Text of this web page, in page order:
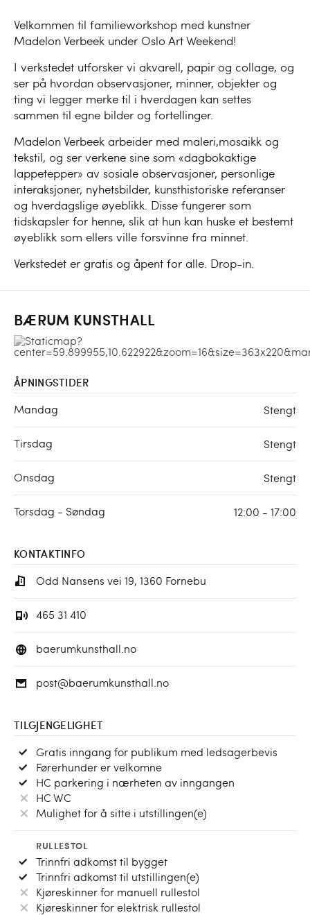
Velkommen til familieworkshop med kunstner
Madelon Verbeek under Oslo Art Weekend!
I verkstedet utforsker vi akvarell, papir og collage, og
ser på hvordan observasjoner, minner, objekter og
ting vi legger merke til i hverdagen kan settes
sammen til egne bilder og fortellinger.
Madelon Verbeek arbeider med maleri,mosaikk og
tekstil, og ser verkene sine som «dagbokaktige
lappetepper» av sosiale observasjoner, personlige
interaksjoner, nyhetsbilder, kunsthistoriske referanser
og hverdagslige øyeblikk. Disse fungerer som
tidskapsler for henne, slik at hun kan huske et bestemt
øyeblikk som ellers ville forsvinne fra minnet.
Verkstedet er gratis og åpent for alle. Drop-in.
BÆRUM KUNSTHALL
ÅPNINGSTIDER
Mandag Stengt
Tirsdag Stengt
Onsdag Stengt
Torsdag - Søndag 12:00 - 17:00
KONTAKTINFO
Odd Nansens vei 19, 1360 Fornebu
465 31 410
baerumkunsthall.no
post@baerumkunsthall.no
TILGJENGELIGHET
Gratis inngang for publikum med ledsagerbevis
Førerhunder er velkomne
HC parkering i nærheten av inngangen
HC WC
Mulighet for å sitte i utstillingen(e)
RULLESTOL
Trinnfri adkomst til bygget
Trinnfri adkomst til utstillingen(e)
Kjøreskinner for manuell rullestol
Kjøreskinner for elektrisk rullestol